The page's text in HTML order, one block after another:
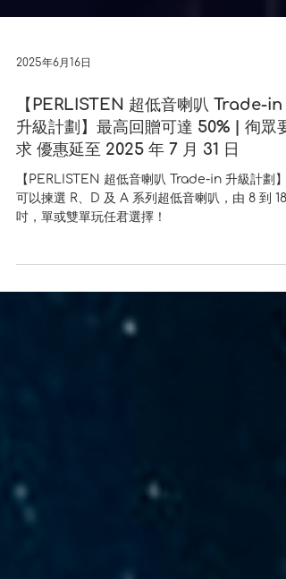
2025年6月16日
【PERLISTEN 超低音喇叭 Trade-in
升級計劃】最高回贈可達 50% | 徇眾要
求 優惠延至 2025 年 7 月 31 日
吋，單或雙單玩任君選擇！